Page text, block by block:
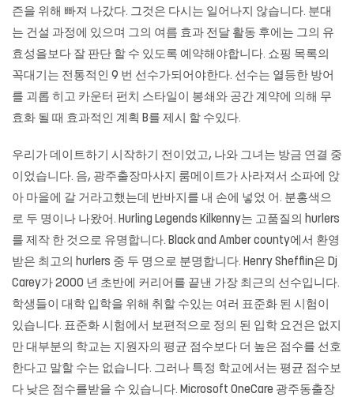
즌을 위해 빠져 나갔다. 그것은 다시는 일어나지 않습니다. 분대
는 건설 과정에 있으며 그의 여름 효과 전달 활동 후에는 그의 유
효성을보다 잘 판단 할 수 있도록 예약해야합니다. 쇼핑 목록의
꼭대기는 전통적인 9 번 선수가되어야한다. 선수는 열등한 방어
를 괴롭 히고 카운터 펀치 스타일이 봉쇄와 공간 계약에 의해 무
효화 될 때 효과적인 계획 B를 제시 할 수있다.
우리가 데이트하기 시작하기 전이었고, 나와 그녀는 방금 연결 중
이었습니다. 음, 광주출장마사지 룸메이트가 사라져서 소파에 앉
아 마을에 갈 거라고했는데 반바지를 내 손에 넣었 어. 분홍색으
로 두 명이나 나왔어. Hurling Legends Kilkenny는 고품질의 hurlers
를 제작 한 것으로 유명합니다. Black and Amber county에서 환영
받은 최고의 hurlers 중 두 명으로 분명합니다. Henry Shefflin은 Dj
Carey가 2000 년 초반에 커리어를 끝낸 가장 최근의 선수입니다.
학생들이 대학 입학을 위해 취할 수있는 여러 표준화 된 시험이
있습니다. 표준화 시험에서 보편적으로 정의 된 입학 요건은 없지
만 대부분의 학교는 지원자의 평균 점수보다 더 높은 점수를 선호
한다고 말할 수는 없습니다. 그러나 특정 학교에서는 평균 점수보
다 낮은 점수를받을 수 있습니다. Microsoft OneCare 광주동출장